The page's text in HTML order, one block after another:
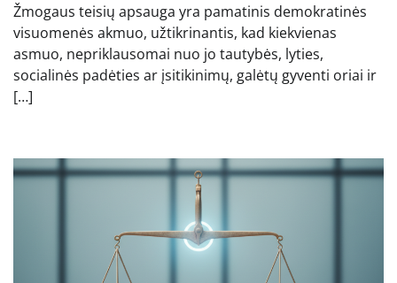
Žmogaus teisių apsauga yra pamatinis demokratinės
visuomenės akmuo, užtikrinantis, kad kiekvienas
asmuo, nepriklausomai nuo jo tautybės, lyties,
socialinės padėties ar įsitikinimų, galėtų gyventi oriai ir
[…]